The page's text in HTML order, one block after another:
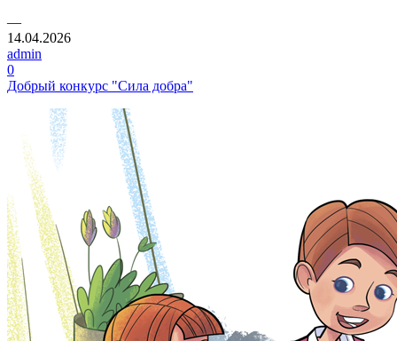
—
14.04.2026
admin
0
Добрый конкурс "Сила добра"